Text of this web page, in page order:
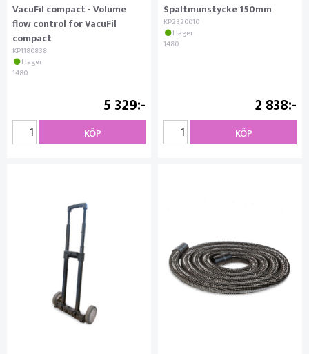
VacuFil compact - Volume
flow control for VacuFil
compact
KP1180838
I lager
1480
5 329
KÖP
Spaltmunstycke 150mm
KP2320010
I lager
1480
2 838
KÖP